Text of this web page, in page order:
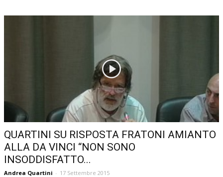
QUARTINI SU RISPOSTA FRATONI AMIANTO
ALLA DA VINCI “NON SONO
INSODDISFATTO...
Andrea Quartini - 17 Settembre 2015